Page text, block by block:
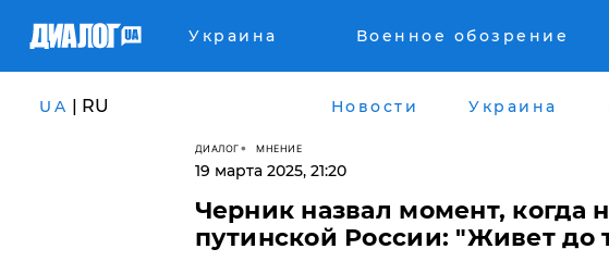
Украина Военное обозрение
UA | RU Новости Украина
ДИАЛОГ МНЕНИЕ
19 марта 2025, 21:20
Черник назвал момент, когда
путинской России: "Живет до